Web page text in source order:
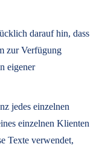
darauf hin, dass
zur Verfügung
eigener
jedes einzelnen
einzelnen Klienten
Texte verwendet,